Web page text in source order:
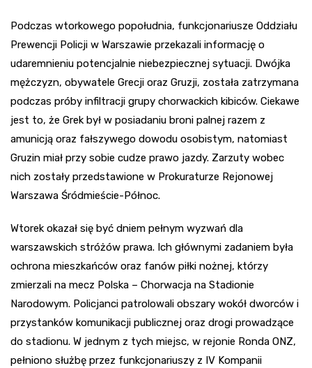
Podczas wtorkowego popołudnia, funkcjonariusze Oddziału
Prewencji Policji w Warszawie przekazali informację o
udaremnieniu potencjalnie niebezpiecznej sytuacji. Dwójka
mężczyzn, obywatele Grecji oraz Gruzji, została zatrzymana
podczas próby infiltracji grupy chorwackich kibiców. Ciekawe
jest to, że Grek był w posiadaniu broni palnej razem z
amunicją oraz fałszywego dowodu osobistym, natomiast
Gruzin miał przy sobie cudze prawo jazdy. Zarzuty wobec
nich zostały przedstawione w Prokuraturze Rejonowej
Warszawa Śródmieście-Północ.
Wtorek okazał się być dniem pełnym wyzwań dla
warszawskich stróżów prawa. Ich głównymi zadaniem była
ochrona mieszkańców oraz fanów piłki nożnej, którzy
zmierzali na mecz Polska – Chorwacja na Stadionie
Narodowym. Policjanci patrolowali obszary wokół dworców i
przystanków komunikacji publicznej oraz drogi prowadzące
do stadionu. W jednym z tych miejsc, w rejonie Ronda ONZ,
pełniono służbę przez funkcjonariuszy z IV Kompanii